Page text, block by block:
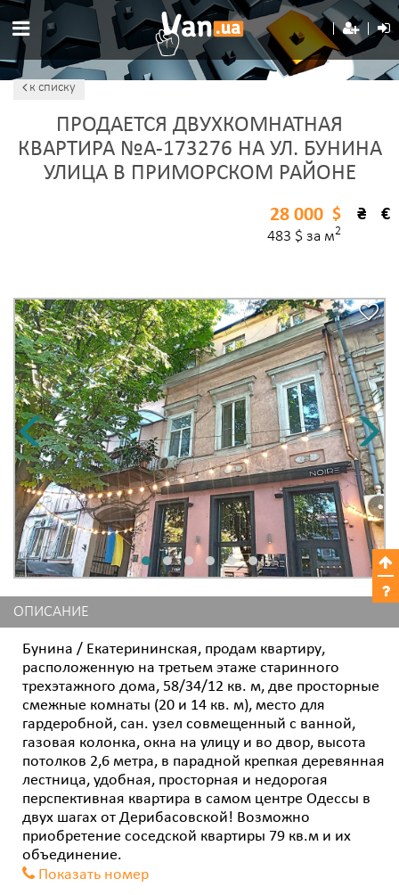
к списку
ПРОДАЕТСЯ ДВУХКОМНАТНАЯ
КВАРТИРА №A-173276 НА УЛ. БУНИНА
УЛИЦА В ПРИМОРСКОМ РАЙОНЕ
$ ₴ €
28 000
483 $ за м2
ОПИСАНИЕ
Бунина / Екатерининская, продам квартиру,
расположенную на третьем этаже старинного
трехэтажного дома, 58/34/12 кв. м, две просторные
смежные комнаты (20 и 14 кв. м), место для
гардеробной, сан. узел совмещенный с ванной,
газовая колонка, окна на улицу и во двор, высота
потолков 2,6 метра, в парадной крепкая деревянная
лестница, удобная, просторная и недорогая
перспективная квартира в самом центре Одессы в
двух шагах от Дерибасовской! Возможно
приобретение соседской квартиры 79 кв.м и их
объединение.
Показать номер